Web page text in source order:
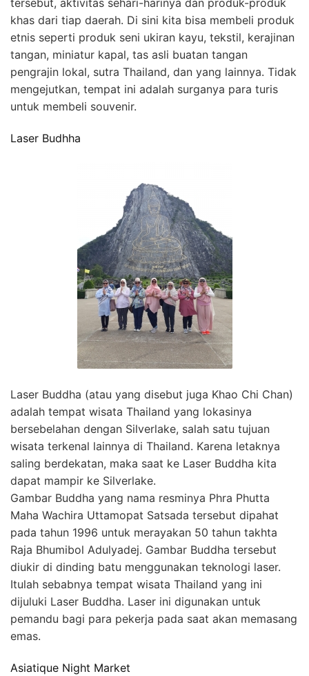
khas dari tiap daerah. Di sini kita bisa membeli produk
etnis seperti produk seni ukiran kayu, tekstil, kerajinan
tangan, miniatur kapal, tas asli buatan tangan
pengrajin lokal, sutra Thailand, dan yang lainnya. Tidak
mengejutkan, tempat ini adalah surganya para turis
untuk membeli souvenir.
Laser Budhha
Laser Buddha (atau yang disebut juga Khao Chi Chan)
adalah tempat wisata Thailand yang lokasinya
bersebelahan dengan Silverlake, salah satu tujuan
wisata terkenal lainnya di Thailand. Karena letaknya
saling berdekatan, maka saat ke Laser Buddha kita
dapat mampir ke Silverlake.
Gambar Buddha yang nama resminya Phra Phutta
Maha Wachira Uttamopat Satsada tersebut dipahat
pada tahun 1996 untuk merayakan 50 tahun takhta
Raja Bhumibol Adulyadej. Gambar Buddha tersebut
diukir di dinding batu menggunakan teknologi laser.
Itulah sebabnya tempat wisata Thailand yang ini
dijuluki Laser Buddha. Laser ini digunakan untuk
pemandu bagi para pekerja pada saat akan memasang
emas.
Asiatique Night Market